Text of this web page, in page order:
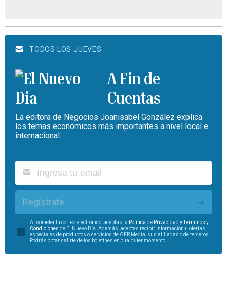
TODOS LOS JUEVES
A Fin de
Cuentas
La editora de Negocios Joanisabel González explica
los temas económicos más importantes a nivel local e
internacional.
Regístrate
Al someter tu correo electrónico, aceptas la Política de Privacidad y
Términos y
Condiciones de El Nuevo Día. Además, aceptas recibir información u ofertas
especiales de productos o servicios de GFR Media, sus afiliadas o de terceros.
Podrás optar salirte de los boletines en cualquier momento.